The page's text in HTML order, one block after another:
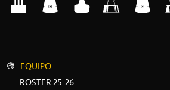
EQUIPO
ROSTER 25-26